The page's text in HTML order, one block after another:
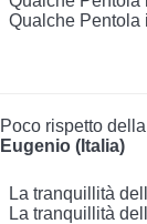
Qualche Pentola
Poco rispetto
Eugenio (Italia)
La tranquillità
La tranquillità